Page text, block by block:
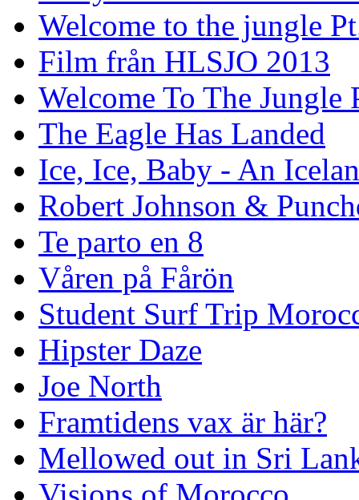
Welcome to the jungle
Film från HLSJO 2013
Welcome To The Jungle
The Eagle Has Landed
Ice, Ice, Baby - An
Robert Johnson &
Te parto en 8
Våren på Fårön
Student Surf Trip
Hipster Daze
Joe North
Framtidens vax är här?
Mellowed out in Sri